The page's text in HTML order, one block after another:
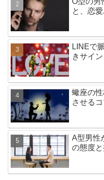
と、恋
LINEで
きサイ
蠍座の
させる
A型男性
の態度